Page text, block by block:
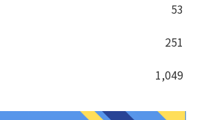
53
251
1,049